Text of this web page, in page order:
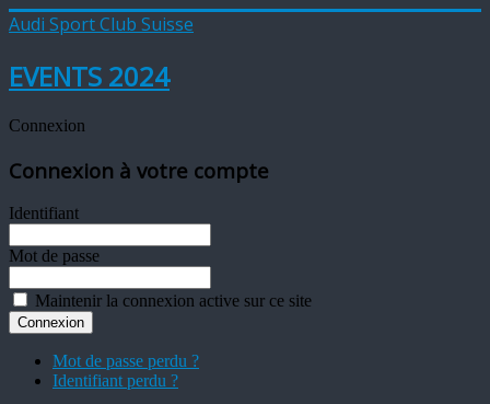
Audi Sport Club Suisse
EVENTS 2024
Connexion
Connexion à votre compte
Identifiant
Mot de passe
Maintenir la connexion active sur ce site
Mot de passe perdu ?
Identifiant perdu ?